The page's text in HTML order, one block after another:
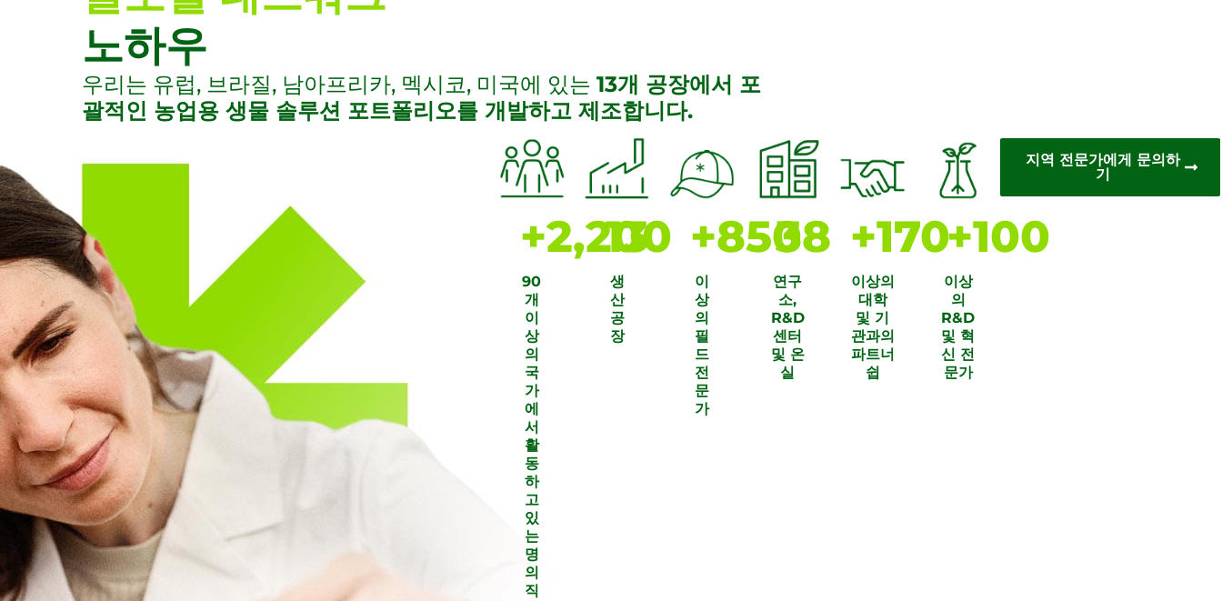
도록 지원합니다.
관리 프로그램의 잠재력을 최대
다.
도록 지원합니다.
관리 프로그램의 잠재력을 최대
다.
도록 지원합니다.
관리 프로그램의 잠재력을 최대
다.
노하우
우리는 유럽, 브라질, 남아프리카, 멕시코, 미국에 있는 13개 공장에서 포
괄적인 농업용 생물 솔루션 포트폴리오를 개발하고 제조합니다.
90
개
이
상
의
국
가
에
서
활
동
하
고
있
는
명
의
직
+2,200
생
산
공
장
13
이
상
의
필
드
전
문
가
+850
연구
소,
R&D
센터
및 온
실
38
이상의
대학
및 기
관과의
파트너
쉽
+170
이상
의
R&D
및 혁
신 전
문가
+100
지역 전문가에게 문의하
기